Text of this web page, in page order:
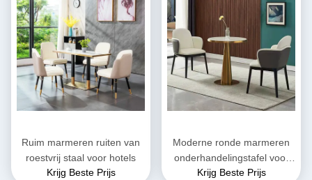
Ruim marmeren ruiten van
roestvrij staal voor hotels
Krijg Beste Prijs
Moderne ronde marmeren
onderhandelingstafel voor
hotels en koffiewinkels
Krijg Beste Prijs